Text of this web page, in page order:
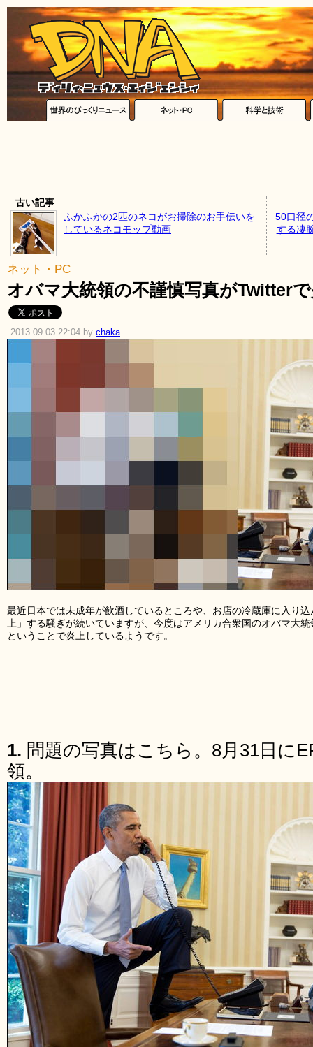
古い記事
ふかふかの2匹のネコがお掃除のお手伝いを
しているネコモップ動画
50口径
する凄
ネット・PC
オバマ大統領の不謹慎写真がTwitter
2013.09.03 22:04 by chaka
最近日本では未成年が飲酒しているところや、お店の冷蔵庫に入り
上」する騒ぎが続いていますが、今度はアメリカ合衆国のオバマ大
ということで炎上しているようです。
1. 問題の写真はこちら。8月31日に
領。